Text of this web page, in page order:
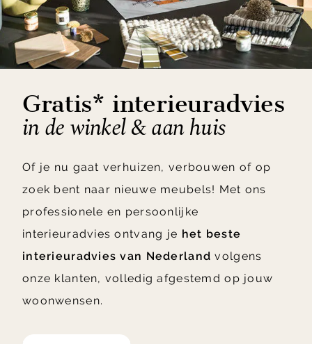
Gratis* interieuradvies
in de winkel & aan huis
Of je nu gaat verhuizen, verbouwen of op
zoek bent naar nieuwe meubels! Met ons
professionele en persoonlijke
interieuradvies ontvang je het beste
interieuradvies van Nederland volgens
onze klanten, volledig afgestemd op jouw
woonwensen.